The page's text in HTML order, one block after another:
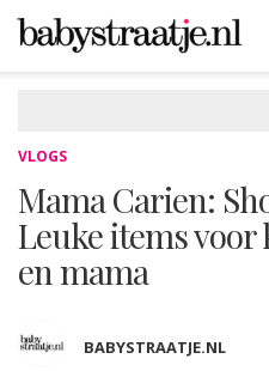
VLOGS
Mama Carien:
Leuke items voor
en mama
BABYSTRAATJE.NL